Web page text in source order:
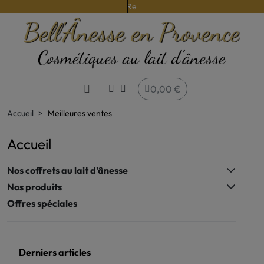
Issue d'une agriculture raisonnée
0,00 €
Accueil Meilleures ventes
Accueil
Nos coffrets au lait d'ânesse
Nos produits
Offres spéciales
Derniers articles